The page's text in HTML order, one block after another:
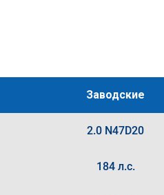
Заводские
2.0 N47D20
184 л.с.